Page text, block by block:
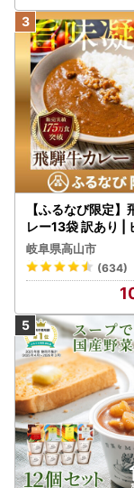
【ふるなび限定】
レー13袋 訳あり | ビーフ レ
トルト 訳あり
01 FN-Limited-
岐阜県高山市
(634)